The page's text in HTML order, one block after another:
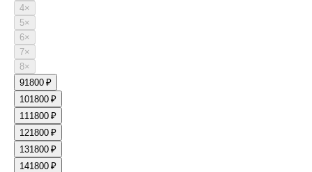
4×
5×
6×
7×
8×
91800 ₽
101800 ₽
111800 ₽
121800 ₽
131800 ₽
141800 ₽